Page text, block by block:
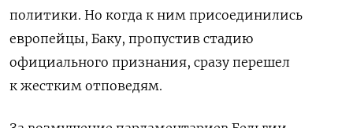
политики. Но когда к ним присоединились
европейцы, Баку, пропустив стадию
официального признания, сразу перешел
к жестким отповедям.